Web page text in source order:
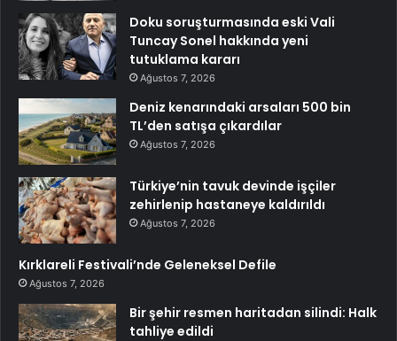
Doku soruşturmasında eski Vali
Tuncay Sonel hakkında yeni
tutuklama kararı
Ağustos 7, 2026
Deniz kenarındaki arsaları 500 bin
TL’den satışa çıkardılar
Ağustos 7, 2026
Türkiye’nin tavuk devinde işçiler
zehirlenip hastaneye kaldırıldı
Ağustos 7, 2026
Kırklareli Festivali’nde Geleneksel Defile
Ağustos 7, 2026
Bir şehir resmen haritadan silindi: Halk
tahliye edildi